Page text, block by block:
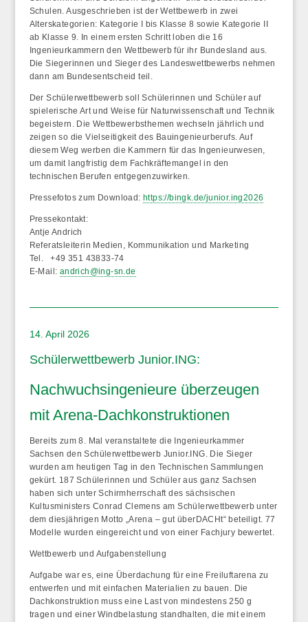
Schulen. Ausgeschrieben ist der Wettbewerb in zwei
Alterskategorien: Kategorie I bis Klasse 8 sowie Kategorie II
ab Klasse 9. In einem ersten Schritt loben die 16
Ingenieurkammern den Wettbewerb für ihr Bundesland aus.
Die Siegerinnen und Sieger des Landeswettbewerbs nehmen
dann am Bundesentscheid teil.
Der Schülerwettbewerb soll Schülerinnen und Schüler auf
spielerische Art und Weise für Naturwissenschaft und Technik
begeistern. Die Wettbewerbsthemen wechseln jährlich und
zeigen so die Vielseitigkeit des Bauingenieurberufs. Auf
diesem Weg werben die Kammern für das Ingenieurwesen,
um damit langfristig dem Fachkräftemangel in den
technischen Berufen entgegenzuwirken.
Pressefotos zum Download: https://bingk.de/junior.ing2026
Pressekontakt:
Antje Andrich
Referatsleiterin Medien, Kommunikation und Marketing
Tel. +49 351 43833-74
E-Mail: andrich@ing-sn.de
14. April 2026
Schülerwettbewerb Junior.ING:
Nachwuchsingenieure überzeugen
mit Arena-Dachkonstruktionen
Bereits zum 8. Mal veranstaltete die Ingenieurkammer
Sachsen den Schülerwettbewerb Junior.ING. Die Sieger
wurden am heutigen Tag in den Technischen Sammlungen
gekürt. 187 Schülerinnen und Schüler aus ganz Sachsen
haben sich unter Schirmherrschaft des sächsischen
Kultusministers Conrad Clemens am Schülerwettbewerb unter
dem diesjährigen Motto „Arena – gut überDACHt“ beteiligt. 77
Modelle wurden eingereicht und von einer Fachjury bewertet.
Wettbewerb und Aufgabenstellung
Aufgabe war es, eine Überdachung für eine Freiluftarena zu
entwerfen und mit einfachen Materialien zu bauen. Die
Dachkonstruktion muss eine Last von mindestens 250 g
tragen und einer Windbelastung standhalten, die mit einem